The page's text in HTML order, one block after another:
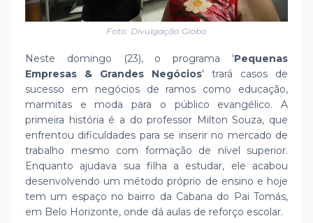
Foto: Divulgação Globo
Neste domingo (23), o programa 'Pequenas
Empresas & Grandes Negócios' trará casos de
sucesso em negócios de ramos como educação,
marmitas e moda para o público evangélico. A
primeira história é a do professor Milton Souza, que
enfrentou dificuldades para se inserir no mercado de
trabalho mesmo com formação de nível superior.
Enquanto ajudava sua filha a estudar, ele acabou
desenvolvendo um método próprio de ensino e hoje
tem um espaço no bairro da Cabana do Pai Tomás,
em Belo Horizonte, onde dá aulas de reforço escolar.